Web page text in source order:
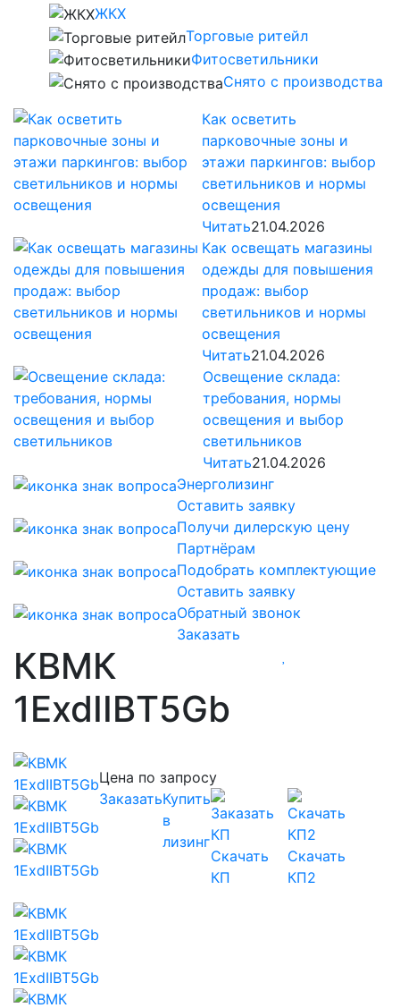
ЖКХ
Торговые ритейл
Фитосветильники
Снято с производства
Как осветить
парковочные зоны и
этажи паркингов: выбор
светильников и нормы
освещения
Читать21.04.2026
Как освещать магазины
одежды для повышения
продаж: выбор
светильников и нормы
освещения
Читать21.04.2026
Освещение склада:
требования, нормы
освещения и выбор
светильников
Читать21.04.2026
Энерголизинг
Оставить заявку
Получи дилерскую цену
Партнёрам
Подобрать комплектующие
Оставить заявку
Обратный звонок
Заказать
КВМК
1ExdIIBT5Gb
Цена по запросу
ЗаказатьКупить
в
лизинг
Скачать
КП
Скачать
КП2